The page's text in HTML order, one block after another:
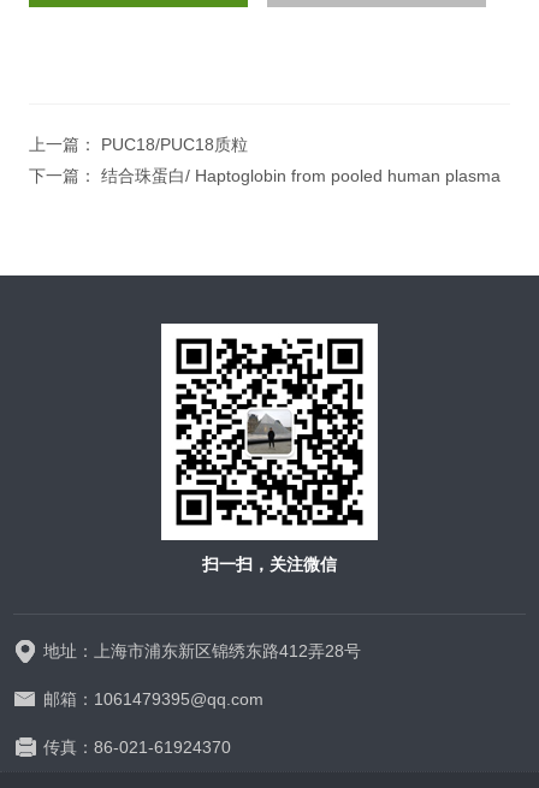
上一篇： PUC18/PUC18质粒
下一篇： 结合珠蛋白/ Haptoglobin from pooled human plasma
扫一扫，关注微信
地址：上海市浦东新区锦绣东路412弄28号
邮箱：1061479395@qq.com
传真：86-021-61924370